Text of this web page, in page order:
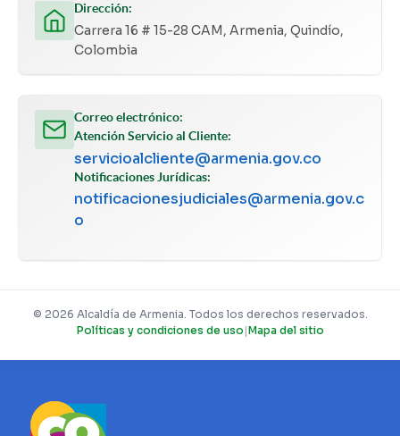
Dirección:
Carrera 16 # 15-28 CAM, Armenia, Quindío,
Colombia
Correo electrónico:
Atención Servicio al Cliente:
servicioalcliente@armenia.gov.co
Notificaciones Jurídicas:
notificacionesjudiciales@armenia.gov.c
o
© 2026 Alcaldía de Armenia. Todos los derechos reservados.
Políticas y condiciones de uso |Mapa del sitio